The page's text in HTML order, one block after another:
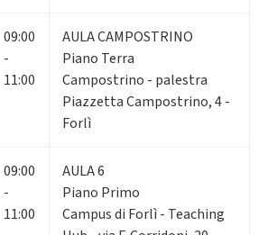
09:00
-
11:00
AULA CAMPOSTRINO
Piano Terra
Campostrino - palestra
Piazzetta Campostrino, 4 -
Forlì
09:00
-
11:00
AULA 6
Piano Primo
Campus di Forlì - Teaching